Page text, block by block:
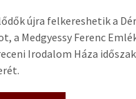
újra felkereshetik a
a Medgyessy Ferenc
Irodalom Háza